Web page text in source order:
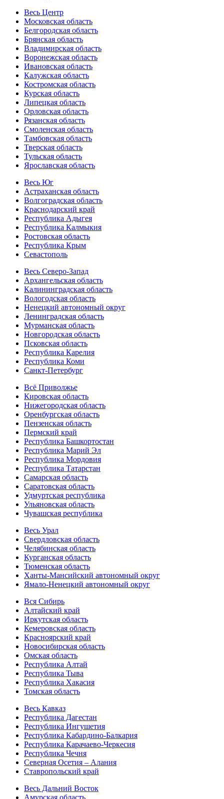
Весь Центр
Московская область
Белгородская область
Брянская область
Владимирская область
Воронежская область
Ивановская область
Калужская область
Костромская область
Курская область
Липецкая область
Орловская область
Рязанская область
Смоленская область
Тамбовская область
Тверская область
Тульская область
Ярославская область
Весь Юг
Астраханская область
Волгоградская область
Краснодарский край
Республика Адыгея
Республика Калмыкия
Ростовская область
Республика Крым
Севастополь
Весь Северо-Запад
Архангельская область
Калининградская область
Вологодская область
Ненецкий автономный округ
Ленинградская область
Мурманская область
Новгородская область
Псковская область
Республика Карелия
Республика Коми
Санкт-Петербург
Всё Приволжье
Кировская область
Нижегородская область
Оренбургская область
Пензенская область
Пермский край
Республика Башкортостан
Республика Марий Эл
Республика Мордовия
Республика Татарстан
Самарская область
Саратовская область
Удмуртская республика
Ульяновская область
Чувашская республика
Весь Урал
Свердловская область
Челябинская область
Курганская область
Тюменская область
Ханты-Мансийский автономный округ
Ямало-Ненецкий автономный округ
Вся Сибирь
Алтайский край
Иркутская область
Кемеровская область
Красноярский край
Новосибирская область
Омская область
Республика Алтай
Республика Тыва
Республика Хакасия
Томская область
Весь Кавказ
Республика Дагестан
Республика Ингушетия
Республика Кабардино-Балкария
Республика Карачаево-Черкесия
Республика Чечня
Северная Осетия – Алания
Ставропольский край
Весь Дальний Восток
Амурская область